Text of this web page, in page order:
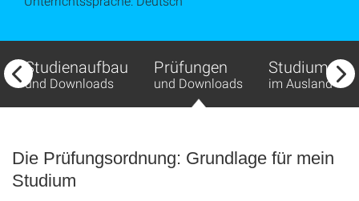
Studienaufbau
und Downloads
Prüfungen
und Downloads
Studium
im Ausland
Die Prüfungsordnung: Grundlage für mein
Studium